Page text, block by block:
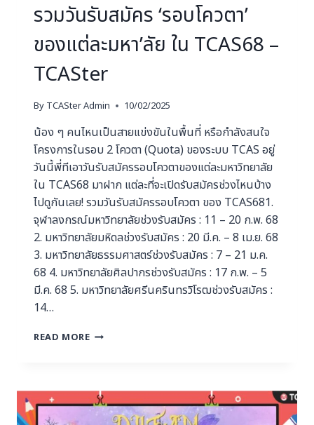
รวมวันรับสมัคร ‘รอบโควตา’
ของแต่ละมหา’ลัย ใน TCAS68 –
TCASter
By TCASter Admin 10/02/2025
น้อง ๆ คนไหนเป็นสายแข่งขันในพื้นที่ หรือกำลังสนใจ
โครงการในรอบ 2 โควตา (Quota) ของระบบ TCAS อยู่
วันนี้พี่ทีเอาวันรับสมัครรอบโควตาของแต่ละมหาวิทยาลัย
ใน TCAS68 มาฝาก แต่ละที่จะเปิดรับสมัครช่วงไหนบ้าง
ไปดูกันเลย! รวมวันรับสมัครรอบโควตา ของ TCAS681.
จุฬาลงกรณ์มหาวิทยาลัยช่วงรับสมัคร : 11 – 20 ก.พ. 68
2. มหาวิทยาลัยมหิดลช่วงรับสมัคร : 20 มี.ค. – 8 เม.ย. 68
3. มหาวิทยาลัยธรรมศาสตร์ช่วงรับสมัคร : 7 – 21 ม.ค.
68 4. มหาวิทยาลัยศิลปากรช่วงรับสมัคร : 17 ก.พ. – 5
มี.ค. 68 5. มหาวิทยาลัยศรีนครินทรวิโรฒช่วงรับสมัคร :
14…
READ MORE